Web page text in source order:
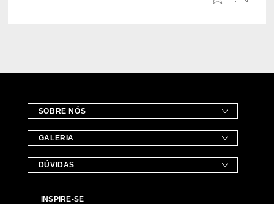
SOBRE NÓS
GALERIA
DÚVIDAS
INSPIRE-SE